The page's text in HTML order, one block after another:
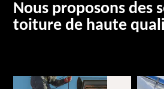
Nous proposons des
toiture de haute